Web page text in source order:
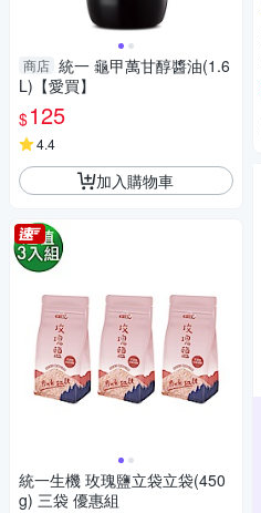
商店 統一 龜甲萬甘醇醬油(1.6
L)【愛買】
$125
4.4
加入購物車
統一生機 玫瑰鹽立袋立袋(450
g) 三袋 優惠組